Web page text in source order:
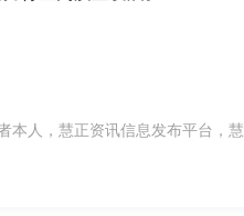
本人，慧正资讯信息发布平台，